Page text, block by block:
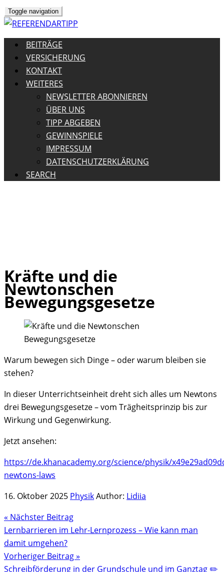
Toggle navigation
BEITRÄGE
VERSICHERUNG
KONTAKT
WEITERES
NEWSLETTER ABONNIEREN
ÜBER UNS
TIPP ABGEBEN
GEWINNSPIELE
IMPRESSUM
DATENSCHUTZERKLÄRUNG
SEARCH
Skip
to
content
Kräfte und die
Newtonschen
Bewegungsgesetze
Warum bewegen sich Dinge – oder warum bleiben sie
stehen?
In dieser Unterrichtseinheit dreht sich alles um Newtons
drei Bewegungsgesetze – vom Trägheitsprinzip bis zur
Wirkung und Gegenwirkung.
Jetzt ansehen:
https://de.khanacademy.org/science/physik/
newtons-laws
16. Oktober 2025 PhysikAuthor: Lidiia
« Nächster Beitrag
Lernbarrieren im Lehr-Lernprozess – Wie kann man
damit umgehen?
Vorheriger Beitrag »
Schreibförderung in der Grundschule und im Ganztag ✏️